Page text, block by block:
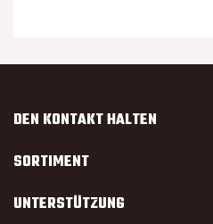
DEN KONTAKT HALTEN
SORTIMENT
UNTERSTÜTZUNG